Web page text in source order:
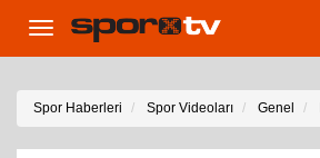
Toggle
navigation
Spor Haberleri Spor Videoları Genel